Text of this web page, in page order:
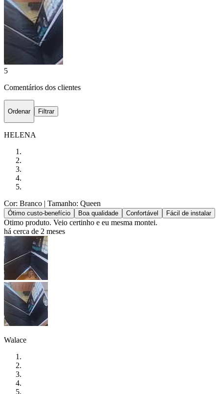
5
Comentários dos clientes
Ordenar Filtrar
HELENA
Cor: Branco | Tamanho: Queen
Ótimo custo-benefício Boa qualidade Confortável Fácil de instalar
Otimo produto. Veio certinho e eu mesma montei.
há cerca de 2 meses
Walace